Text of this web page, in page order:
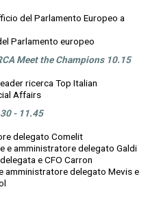
del Parlamento Europeo a
Parlamento europeo
Meet the Champions 10.15
ricerca Top Italian
Affairs
- 11.45
delegato Comelit
e amministratore delegato Galdi
e CFO Carron
amministratore delegato Mevis e